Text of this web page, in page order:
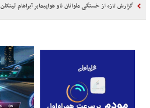
گزارش تازه از خستگی ملوانان ناو هواپیمابر آبراهام لینکلن